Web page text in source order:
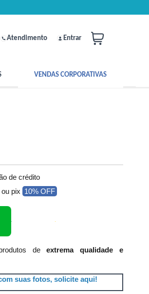
Atendimento Entrar
VENDAS CORPORATIVAS
de crédito
pix 10% OFF
deextrema qualidade e
suas fotos, solicite aqui!